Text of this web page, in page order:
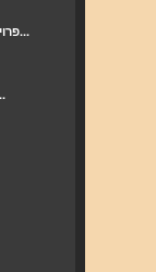
פרוייקט שותפות למטבח מציג: מתכוני...
ממרח